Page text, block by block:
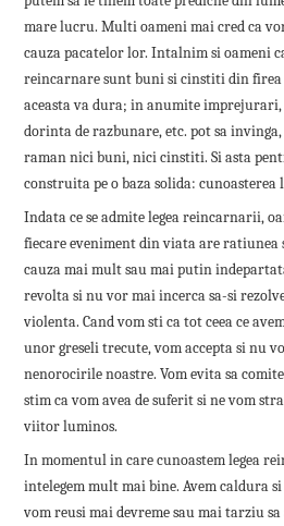
mare lucru. Multi oameni mai cred ca
cauza pacatelor lor. Intalnim si oameni
reincarnare sunt buni si cinstiti din
aceasta va dura; in anumite
dorinta de razbunare, etc. pot sa
raman nici buni, nici cinstiti. Si asta
construita pe o baza solida: cunoasterea
Indata ce se admite legea reincarnarii,
fiecare eveniment din viata are ratiunea
cauza mai mult sau mai putin
revolta si nu vor mai incerca sa-si
violenta. Cand vom sti ca tot ceea ce
unor greseli trecute, vom accepta si nu
nenorocirile noastre. Vom evita sa
stim ca vom avea de suferit si ne vom
viitor luminos.
In momentul in care cunoastem legea
intelegem mult mai bine. Avem caldura
vom reusi mai devreme sau mai tarziu